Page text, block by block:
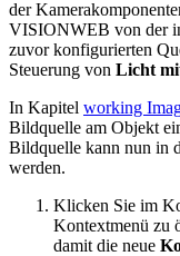
der
VISIONWEB von der
zuvor konfigurierten
Steuerung von Licht
In Kapitel working
Bildquelle am Objekt
Bildquelle kann nun in
werden.
Klicken Sie im
Kontextmenü zu
damit die neue